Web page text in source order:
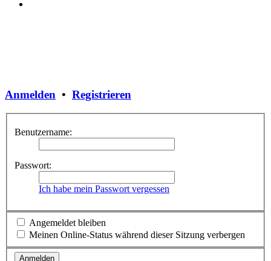
Anmelden • Registrieren
Benutzername:
Passwort:
Ich habe mein Passwort vergessen
Angemeldet bleiben
Meinen Online-Status während dieser Sitzung verbergen